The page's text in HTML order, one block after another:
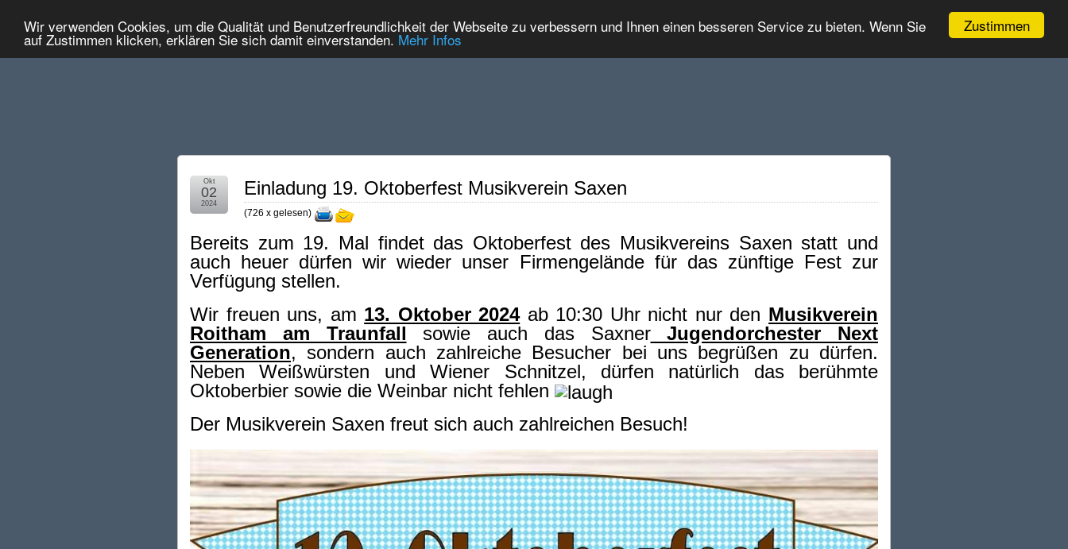
Zustimmen
Wir verwenden Cookies, um die Qualität und Benutzerfreundlichkeit der Webseite zu verbessern und Ihnen einen besseren Service zu bieten. Wenn Sie
auf Zustimmen klicken, erklären Sie sich damit einverstanden. Mehr Infos
Einladung 19. Oktoberfest Musikverein Saxen
(726 x gelesen)
Okt
02
2024
Bereits zum 19. Mal findet das Oktoberfest des Musikvereins Saxen statt und
auch heuer dürfen wir wieder unser Firmengelände für das zünftige Fest zur
Verfügung stellen.
Wir freuen uns, am 13. Oktober 2024ab 10:30 Uhr nicht nur den Musikverein
Roitham am Traunfall sowie auch das SaxnerJugendorchester Next
Generation, sondern auch zahlreiche Besucher bei uns begrüßen zu dürfen.
Neben Weißwürsten und Wiener Schnitzel, dürfen natürlich das berühmte
Oktoberbier sowie die Weinbar nicht fehlen
Der Musikverein Saxen freut sich auch zahlreichen Besuch!